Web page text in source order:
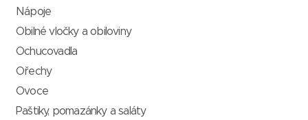
Nápoje
Obilné vločky a obiloviny
Ochucovadla
Ořechy
Ovoce
Paštiky, pomazánky a saláty